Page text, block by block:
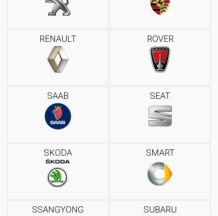
RENAULT ROVER
SAAB SEAT
SKODA SMART
SSANGYONG SUBARU